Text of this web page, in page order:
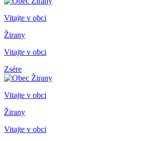
Vitajte v obci
Žirany
Vitajte v obci
Zsére
Vitajte v obci
Žirany
Vitajte v obci